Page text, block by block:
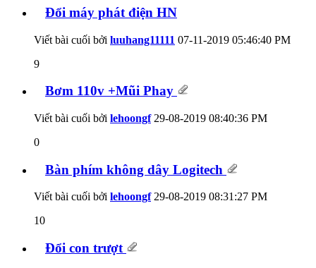
Đổi máy phát điện HN
Viết bài cuối bởi luuhang11111 07-11-2019 05:46:40 PM
9
Bơm 110v +Mũi Phay
Viết bài cuối bởi lehoongf29-08-2019 08:40:36 PM
0
Bàn phím không dây Logitech
Viết bài cuối bởi lehoongf29-08-2019 08:31:27 PM
10
Đổi con trượt